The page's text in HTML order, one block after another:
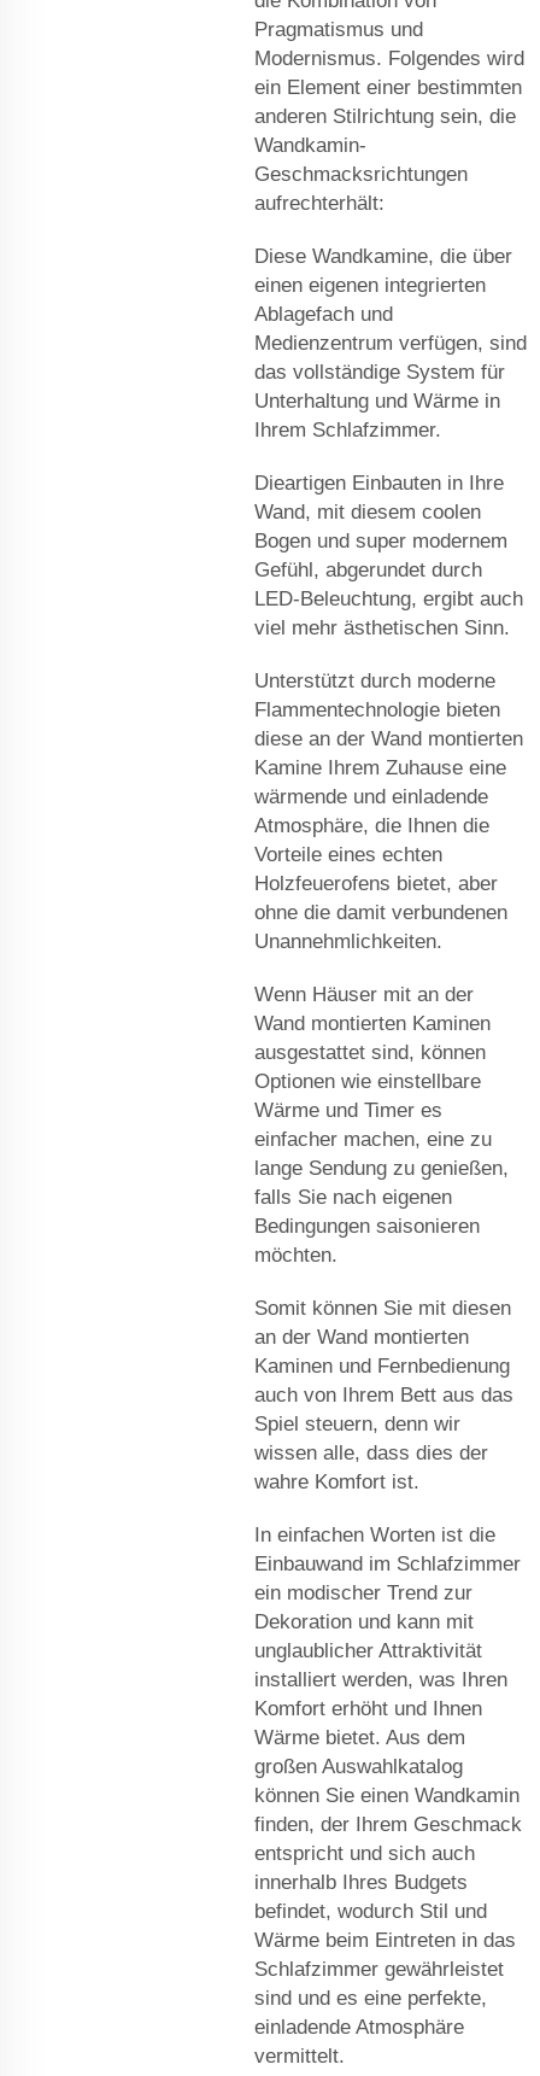
Pragmatismus und
Modernismus. Folgendes wird
ein Element einer bestimmten
anderen Stilrichtung sein, die
Wandkamin-
Geschmacksrichtungen
aufrechterhält:
Diese Wandkamine, die über
einen eigenen integrierten
Ablagefach und
Medienzentrum verfügen, sind
das vollständige System für
Unterhaltung und Wärme in
Ihrem Schlafzimmer.
Dieartigen Einbauten in Ihre
Wand, mit diesem coolen
Bogen und super modernem
Gefühl, abgerundet durch
LED-Beleuchtung, ergibt auch
viel mehr ästhetischen Sinn.
Unterstützt durch moderne
Flammentechnologie bieten
diese an der Wand montierten
Kamine Ihrem Zuhause eine
wärmende und einladende
Atmosphäre, die Ihnen die
Vorteile eines echten
Holzfeuerofens bietet, aber
ohne die damit verbundenen
Unannehmlichkeiten.
Wenn Häuser mit an der
Wand montierten Kaminen
ausgestattet sind, können
Optionen wie einstellbare
Wärme und Timer es
einfacher machen, eine zu
lange Sendung zu genießen,
falls Sie nach eigenen
Bedingungen saisonieren
möchten.
Somit können Sie mit diesen
an der Wand montierten
Kaminen und Fernbedienung
auch von Ihrem Bett aus das
Spiel steuern, denn wir
wissen alle, dass dies der
wahre Komfort ist.
In einfachen Worten ist die
Einbauwand im Schlafzimmer
ein modischer Trend zur
Dekoration und kann mit
unglaublicher Attraktivität
installiert werden, was Ihren
Komfort erhöht und Ihnen
Wärme bietet. Aus dem
großen Auswahlkatalog
können Sie einen Wandkamin
finden, der Ihrem Geschmack
entspricht und sich auch
innerhalb Ihres Budgets
befindet, wodurch Stil und
Wärme beim Eintreten in das
Schlafzimmer gewährleistet
sind und es eine perfekte,
einladende Atmosphäre
vermittelt.